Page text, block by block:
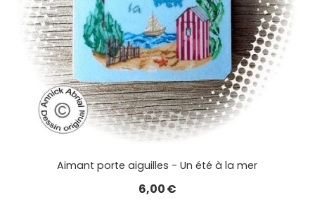
Aimant porte aiguilles - Un été à la mer
6,00€